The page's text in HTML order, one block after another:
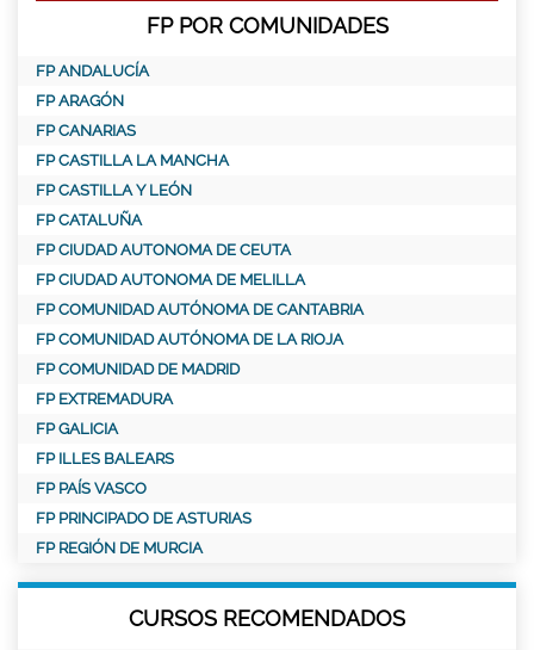
FP POR COMUNIDADES
FP ANDALUCÍA
FP ARAGÓN
FP CANARIAS
FP CASTILLA LA MANCHA
FP CASTILLA Y LEÓN
FP CATALUÑA
FP CIUDAD AUTONOMA DE CEUTA
FP CIUDAD AUTONOMA DE MELILLA
FP COMUNIDAD AUTÓNOMA DE CANTABRIA
FP COMUNIDAD AUTÓNOMA DE LA RIOJA
FP COMUNIDAD DE MADRID
FP EXTREMADURA
FP GALICIA
FP ILLES BALEARS
FP PAÍS VASCO
FP PRINCIPADO DE ASTURIAS
FP REGIÓN DE MURCIA
CURSOS RECOMENDADOS